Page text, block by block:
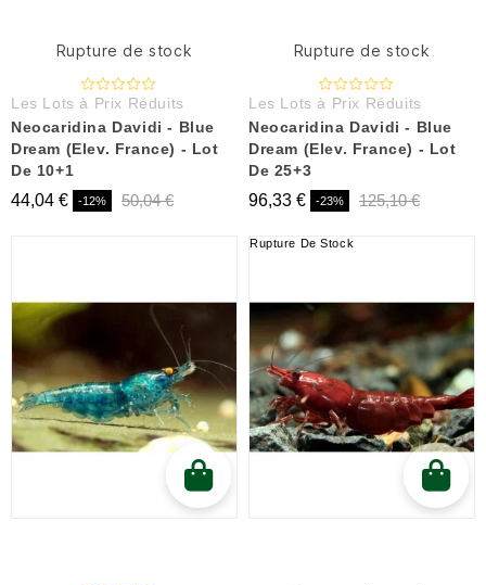
Rupture de stock
Les Lots à Prix Réduits
Neocaridina Davidi - Blue
Dream (Elev. France) - Lot
De 10+1
44,04 € -12% 50,04 €
Rupture de stock
Les Lots à Prix Réduits
Neocaridina Davidi - Blue
Dream (Elev. France) - Lot
De 25+3
96,33 € -23% 125,10 €
Rupture De Stock